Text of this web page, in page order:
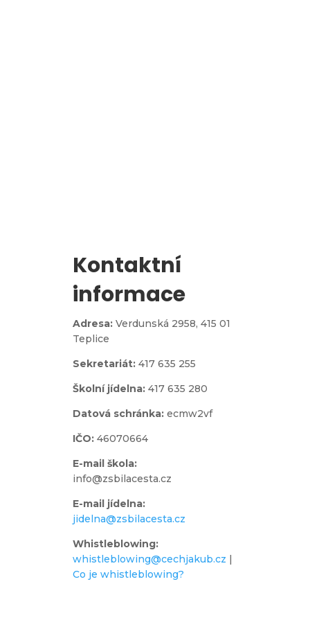
Kontaktní
informace
Adresa: Verdunská 2958, 415 01
Teplice
Sekretariát: 417 635 255
Školní jídelna: 417 635 280
Datová schránka: ecmw2vf
IČO: 46070664
E-mail škola:
info@zsbilacesta.cz
E-mail jídelna:
jidelna@zsbilacesta.cz
Whistleblowing:
whistleblowing@cechjakub.cz |
Co je whistleblowing?